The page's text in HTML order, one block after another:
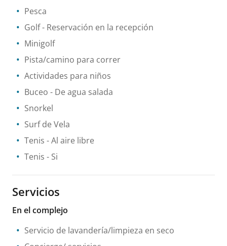
Pesca
Golf- Reservación en la recepción
Minigolf
Pista/camino para correr
Actividades para niños
Buceo - De agua salada
Snorkel
Surf de Vela
Tenis - Al aire libre
Tenis - Si
Servicios
En el complejo
Servicio de lavandería/limpieza en seco